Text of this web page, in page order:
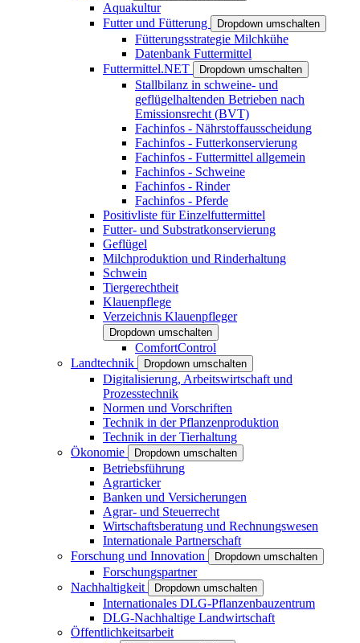
Aquakultur
Futter und Fütterung
Dropdown umschalten
Fütterungsstrategie Milchkühe
Datenbank Futtermittel
Futtermittel.NET
Dropdown umschalten
Stallbilanz in schweine- und
geflügelhaltenden Betrieben nach
Emissionsrecht (BVT)
Fachinfos - Nährstoffausscheidung
Fachinfos - Futterkonservierung
Fachinfos - Futtermittel allgemein
Fachinfos - Schweine
Fachinfos - Rinder
Fachinfos - Pferde
Positivliste für Einzelfuttermittel
Futter- und Substratkonservierung
Geflügel
Milchproduktion und Rinderhaltung
Schwein
Tiergerechtheit
Klauenpflege
Verzeichnis Klauenpfleger
Dropdown umschalten
ComfortControl
Landtechnik
Dropdown umschalten
Digitalisierung, Arbeitswirtschaft und
Prozesstechnik
Normen und Vorschriften
Technik in der Pflanzenproduktion
Technik in der Tierhaltung
Ökonomie
Dropdown umschalten
Betriebsführung
Agrarticker
Banken und Versicherungen
Agrar- und Steuerrecht
Wirtschaftsberatung und Rechnungswesen
Internationale Partnerschaft
Forschung und Innovation
Dropdown umschalten
Forschungspartner
Nachhaltigkeit
Dropdown umschalten
Internationales DLG-Pflanzenbauzentrum
DLG-Nachhaltige Landwirtschaft
Öffentlichkeitsarbeit